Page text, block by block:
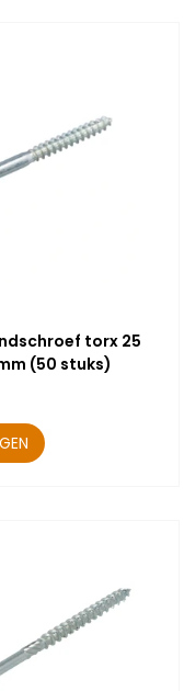
torx 25
(50 stuks)